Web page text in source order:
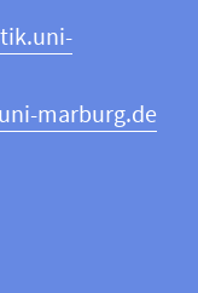
marburg.de